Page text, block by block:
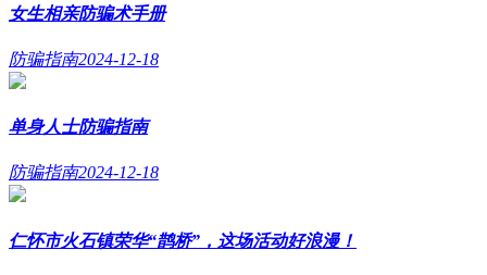
女生相亲防骗术手册
防骗指南2024-12-18
单身人士防骗指南
防骗指南2024-12-18
仁怀市火石镇荣华“鹊桥”，这场活动好浪漫！